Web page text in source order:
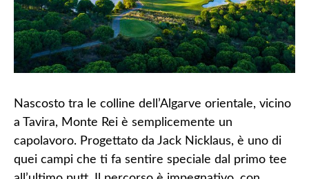
Nascosto tra le colline dell’Algarve orientale, vicino
a Tavira, Monte Rei è semplicemente un
capolavoro. Progettato da Jack Nicklaus, è uno di
quei campi che ti fa sentire speciale dal primo tee